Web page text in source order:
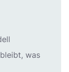
was